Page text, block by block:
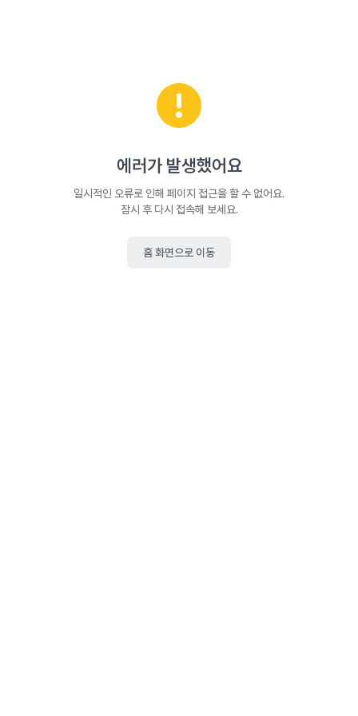
에러가 발생했어요
일시적인 오류로 인해 페이지 접근을 할 수 없어요.
잠시 후 다시 접속해 보세요.
홈 화면으로 이동